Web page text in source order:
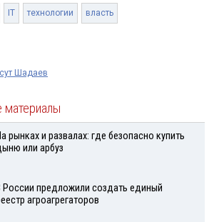
IT технологии власть
Шадаев
рынках и развалах: где безопасно купить
или арбуз
России предложили создать единый
агроагрегаторов